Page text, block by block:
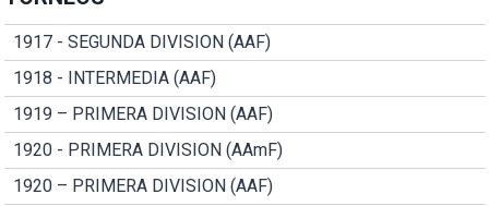
1917 - SEGUNDA DIVISION (AAF)
1918 - INTERMEDIA (AAF)
1919 – PRIMERA DIVISION (AAF)
1920 - PRIMERA DIVISION (AAmF)
1920 – PRIMERA DIVISION (AAF)